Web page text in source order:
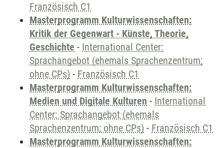
Französisch C1
Masterprogramm Kulturwissenschaften:
Kritik der Gegenwart - Künste, Theorie,
Geschichte - International Center:
Sprachangebot (ehemals Sprachenzentrum;
ohne CPs) - Französisch C1
Masterprogramm Kulturwissenschaften:
Medien und Digitale Kulturen - International
Center: Sprachangebot (ehemals
Sprachenzentrum; ohne CPs) - Französisch C1
Masterprogramm Kulturwissenschaften: